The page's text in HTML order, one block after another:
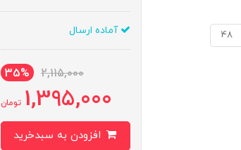
48 آماده ارسال
2,115,000
35%
1,395,000 تومان